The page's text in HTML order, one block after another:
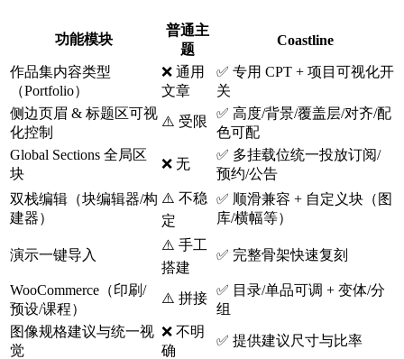
功能模块
普通主
题
Coastline
作品集内容类型
（Portfolio）
❌ 通用
文章
✅ 专用 CPT + 项目可视化开
关
侧边页眉 & 标题区可视
化控制
⚠️ 受限
✅ 高度/背景/覆盖层/对齐/配
色可配
Global Sections 全局区
块
❌ 无
✅ 多挂载位统一投放订阅/
预约/公告
双栈编辑（块编辑器/构
建器）
⚠️ 不稳
定
✅ 顺滑兼容 + 自定义块（图
库/横幅等）
演示一键导入
⚠️ 手工
搭建
✅ 完整骨架快速复刻
WooCommerce（印刷/
预设/课程）
⚠️ 拼接
✅ 目录/单品可调 + 变体/分
组
图像规格建议与统一视
觉
❌ 不明
确
✅ 提供建议尺寸与比率